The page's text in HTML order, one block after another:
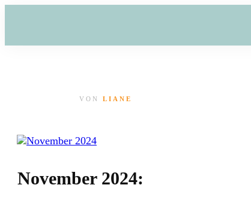
VON LIANE
November 2024: